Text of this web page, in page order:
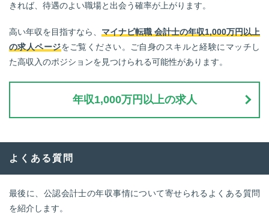
きれば、待遇のよい職場と出会う確率が上がります。
高い年収を目指すなら、 マイナビ転職 会計士の年収1,000万円以上
の求人ページをご覧ください。ご自身のスキルと経験にマッチし
た高収入のポジションを見つけられる可能性があります。
年収1,000万円以上の求人
よくある質問
最後に、公認会計士の年収事情について寄せられるよくある質問
を紹介します。